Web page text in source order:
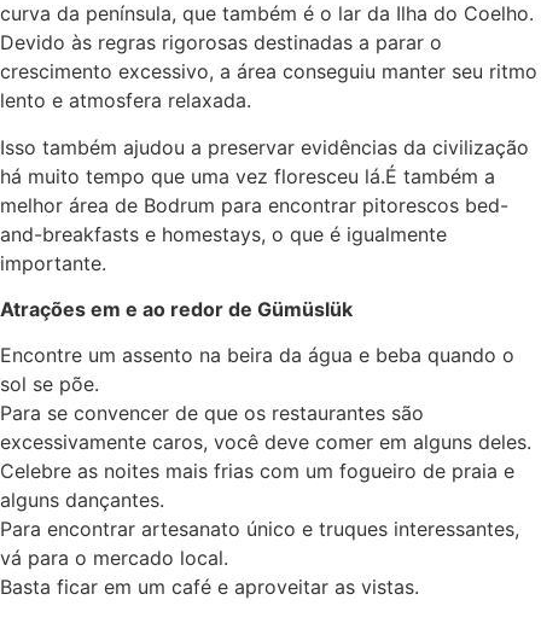
curva da península, que também é o lar da Ilha do Coelho.
Devido às regras rigorosas destinadas a parar o
crescimento excessivo, a área conseguiu manter seu ritmo
lento e atmosfera relaxada.
Isso também ajudou a preservar evidências da civilização
há muito tempo que uma vez floresceu lá.É também a
melhor área de Bodrum para encontrar pitorescos bed-
and-breakfasts e homestays, o que é igualmente
importante.
Atrações em e ao redor de Gümüslük
Encontre um assento na beira da água e beba quando o
sol se põe.
Para se convencer de que os restaurantes são
excessivamente caros, você deve comer em alguns deles.
Celebre as noites mais frias com um fogueiro de praia e
alguns dançantes.
Para encontrar artesanato único e truques interessantes,
vá para o mercado local.
Basta ficar em um café e aproveitar as vistas.